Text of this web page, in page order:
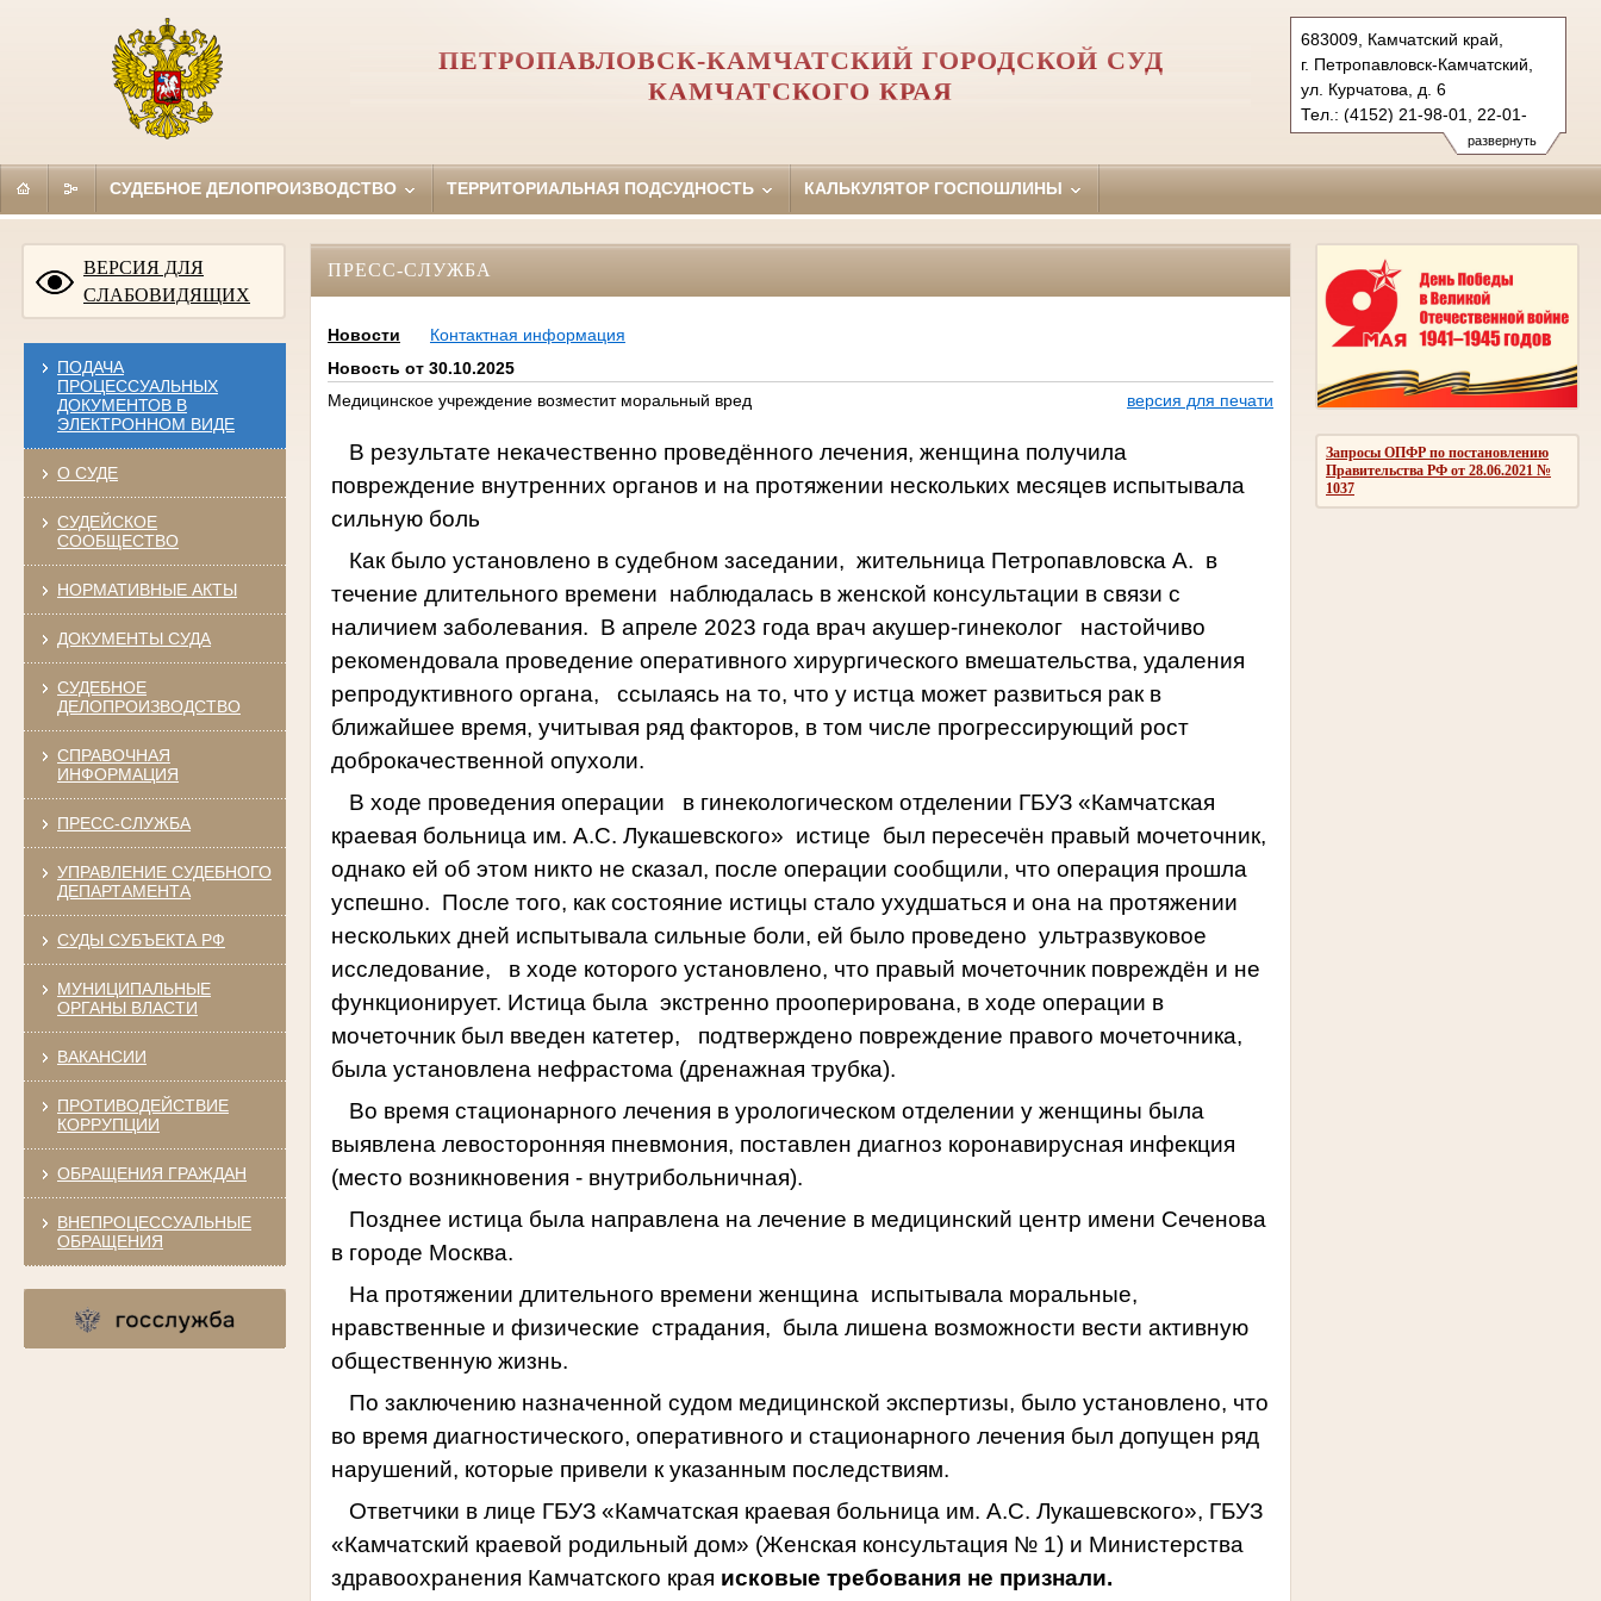
развернуть
683009, Камчатский край,
г. Петропавловск-Камчатский,
ул. Курчатова, д. 6
Тел.: (4152) 21-98-01, 22-01-
12 (ф.)
p-kamchatsky.kam@sudrf.ru
ПЕТРОПАВЛОВСК-КАМЧАТСКИЙ ГОРОДСКОЙ СУД
КАМЧАТСКОГО КРАЯ
СУДЕБНОЕ ДЕЛОПРОИЗВОДСТВО ТЕРРИТОРИАЛЬНАЯ ПОДСУДНОСТЬ КАЛЬКУЛЯТОР ГОСПОШЛИНЫ
ВЕРСИЯ ДЛЯ
СЛАБОВИДЯЩИХ
ПОДАЧА
ПРОЦЕССУАЛЬНЫХ
ДОКУМЕНТОВ В
ЭЛЕКТРОННОМ ВИДЕ
О СУДЕ
СУДЕЙСКОЕ
СООБЩЕСТВО
НОРМАТИВНЫЕ АКТЫ
ДОКУМЕНТЫ СУДА
СУДЕБНОЕ
ДЕЛОПРОИЗВОДСТВО
СПРАВОЧНАЯ
ИНФОРМАЦИЯ
ПРЕСС-СЛУЖБА
УПРАВЛЕНИЕ СУДЕБНОГО
ДЕПАРТАМЕНТА
СУДЫ СУБЪЕКТА РФ
МУНИЦИПАЛЬНЫЕ
ОРГАНЫ ВЛАСТИ
ВАКАНСИИ
ПРОТИВОДЕЙСТВИЕ
КОРРУПЦИИ
ОБРАЩЕНИЯ ГРАЖДАН
ВНЕПРОЦЕССУАЛЬНЫЕ
ОБРАЩЕНИЯ
Запросы ОПФР по постановлению
Правительства РФ от 28.06.2021 №
1037
ПРЕСС-СЛУЖБА
Новости
Контактная информация
Новость от 30.10.2025
Медицинское учреждение возместит моральный вред
версия для печати
В результате некачественно проведённого лечения, женщина получила
повреждение внутренних органов и на протяжении нескольких месяцев испытывала
сильную боль
Как было установлено в судебном заседании, жительница Петропавловска А. в
течение длительного времени наблюдалась в женской консультации в связи с
наличием заболевания. В апреле 2023 года врач акушер-гинеколог
настойчиво
рекомендовала проведение оперативного хирургического вмешательства, удаления
репродуктивного органа,
ссылаясь на то, что у истца может развиться рак в
ближайшее время, учитывая ряд факторов, в том числе прогрессирующий рост
доброкачественной опухоли.
В ходе проведения операции
в гинекологическом отделении ГБУЗ «Камчатская
краевая больница им. А.С. Лукашевского» истице был пересечён правый мочеточник,
однако ей об этом никто не сказал, после операции сообщили, что операция прошла
успешно. После того, как состояние истицы стало ухудшаться и она на протяжении
нескольких дней испытывала сильные боли, ей было проведено ультразвуковое
исследование,
в ходе которого установлено, что правый мочеточник повреждён и не
функционирует. Истица была экстренно прооперирована, в ходе операции в
мочеточник был введен катетер,
подтверждено повреждение правого мочеточника,
была установлена нефрастома (дренажная трубка).
Во время стационарного лечения в урологическом отделении у женщины была
выявлена левосторонняя пневмония, поставлен диагноз коронавирусная инфекция
(место возникновения - внутрибольничная).
Позднее истица была направлена на лечение в медицинский центр имени Сеченова
в городе Москва.
На протяжении длительного времени женщина испытывала моральные,
нравственные и физические страдания, была лишена возможности вести активную
общественную жизнь.
По заключению назначенной судом медицинской экспертизы, было установлено, что
во время диагностического, оперативного и стационарного лечения был допущен ряд
нарушений, которые привели к указанным последствиям.
Ответчики в лице ГБУЗ «Камчатская краевая больница им. А.С. Лукашевского», ГБУЗ
«Камчатский краевой родильный дом» (Женская консультация № 1) и Министерства
здравоохранения Камчатского края исковые требования не признали.